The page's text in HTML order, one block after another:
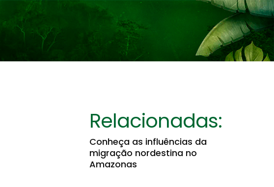
Relacionadas:
Conheça as influências da
migração nordestina no
Amazonas